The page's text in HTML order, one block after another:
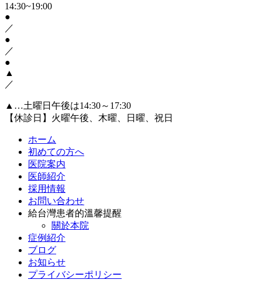
14:30~19:00
●
／
●
／
●
▲
／
▲…土曜日午後は14:30～17:30
【休診日】火曜午後、木曜、日曜、祝日
ホーム
初めての方へ
医院案内
医師紹介
採用情報
お問い合わせ
給台灣患者的溫馨提醒
關於本院
症例紹介
ブログ
お知らせ
プライバシーポリシー